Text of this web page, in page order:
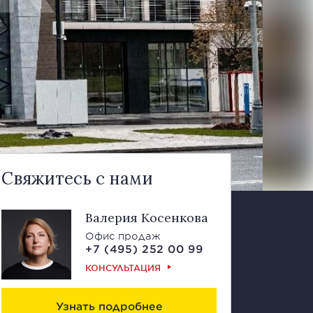
Свяжитесь с нами
Валерия Косенкова
Офис продаж
+7 (495) 252 00 99
КОНСУЛЬТАЦИЯ
Узнать подробнее